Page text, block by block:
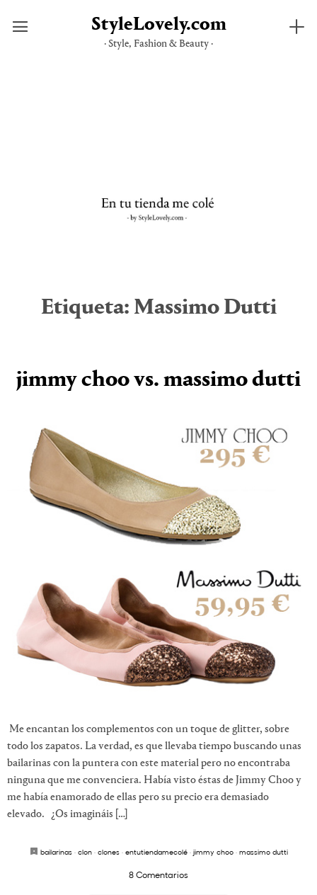
StyleLovely.com
· Style, Fashion & Beauty ·
Etiqueta: Massimo Dutti
jimmy choo vs. massimo dutti
Me encantan los complementos con un toque de glitter, sobre
todo los zapatos. La verdad, es que llevaba tiempo buscando unas
bailarinas con la puntera con este material pero no encontraba
ninguna que me convenciera. Había visto éstas de Jimmy Choo y
me había enamorado de ellas pero su precio era demasiado
elevado. ¿Os imagináis […]
bailarinas· clon· clones· entutiendamecolé· jimmy choo· massimo dutti
8 Comentarios